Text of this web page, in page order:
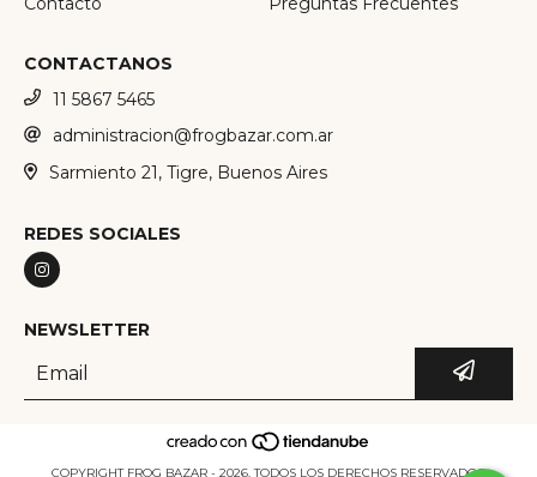
CONTACTANOS
11 5867 5465
administracion@frogbazar.com.ar
Sarmiento 21, Tigre, Buenos Aires
REDES SOCIALES
NEWSLETTER
COPYRIGHT FROG BAZAR - 2026. TODOS LOS DERECHOS RESERVADOS.